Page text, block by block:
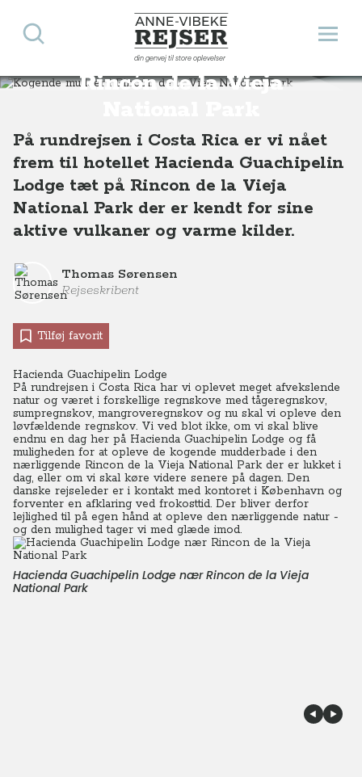
Anne-Vibeke Rejser
din genvej til store oplevelser
Åbn
Søg
Kogende mudder i
Rincón de la Vieja
Destinationer Sydamerika Costa Rica Kogende mudder i Rincón de la Vieja National Park, Costa Rica
På rundrejsen i Costa Rica er vi nået
frem til hotellet Hacienda Guachipelin
Lodge tæt på Rincon de la Vieja
National Park der er kendt for sine
aktive vulkaner og varme kilder.
Thomas Sørensen
Rejseskribent
Tilføj favorit
Hacienda Guachipelin Lodge
På rundrejsen i Costa Rica har vi oplevet meget afvekslende
natur og været i forskellige regnskove med tågeregnskov,
sumpregnskov, mangroveregnskov og nu skal vi opleve den
løvfældende regnskov. Vi ved blot ikke, om vi skal blive
endnu en dag her på Hacienda Guachipelin Lodge og få
muligheden for at opleve de kogende mudderbade i den
nærliggende Rincon de la Vieja National Park der er lukket i
dag, eller om vi skal køre videre senere på dagen. Den
danske rejseleder er i kontakt med kontoret i København og
forventer en afklaring ved frokosttid. Der bliver derfor
lejlighed til på egen hånd at opleve den nærliggende natur -
og den mulighed tager vi med glæde imod.
Hacienda Guachipelin Lodge nær Rincon de la Vieja
National Park